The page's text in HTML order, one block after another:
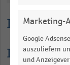
Lesehilfe
Marketing-
Google
auszuliefern
und